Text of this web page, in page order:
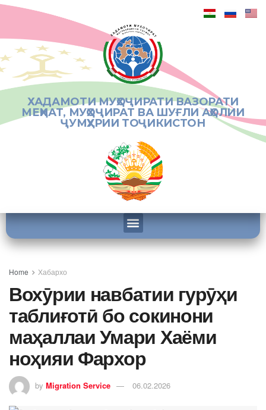
ХАДАМОТИ МУҲОҶИРАТИ ВАЗОРАТИ
МЕҲНАТ, МУҲОҶИРАТ ВА ШУҒЛИ АҲОЛИИ
ҶУМҲУРИИ ТОҶИКИСТОН
Home Хабархо
Вохӯрии навбатии гурӯҳи
таблиғотӣ бо сокинони
маҳаллаи Умари Хаёми
ноҳияи Фархор
by Migration Service 06.02.2026